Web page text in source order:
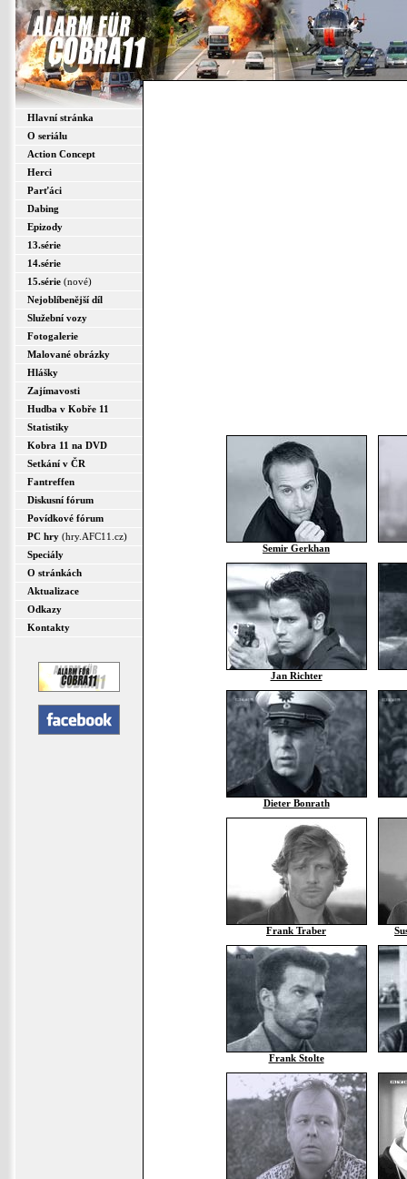
Hlavní stránka
O seriálu
Action Concept
Herci
Parťáci
Dabing
Epizody
13.série
14.série
15.série (nové)
Nejoblíbenější díl
Služební vozy
Fotogalerie
Malované obrázky
Hlášky
Zajímavosti
Hudba v Kobře 11
Statistiky
Kobra 11 na DVD
Setkání v ČR
Fantreffen
Diskusní fórum
Povídkové fórum
PC hry (hry.AFC11.cz)
Speciály
O stránkách
Aktualizace
Odkazy
Kontakty
Semir Gerkhan
Jan Richter
Dieter Bonrath
Frank Traber
Frank Stolte